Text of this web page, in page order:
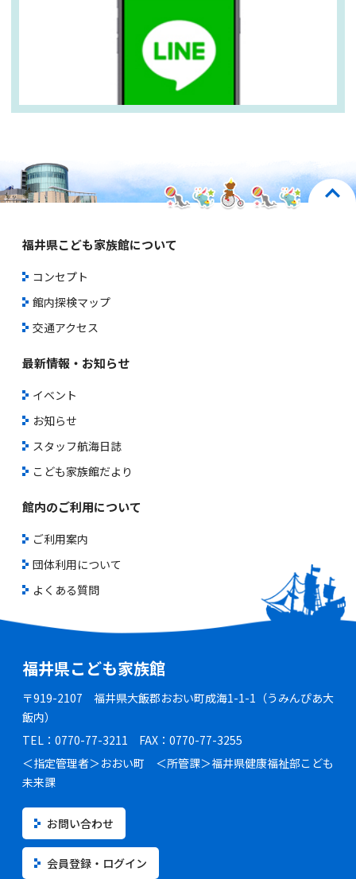
福井県こども家族館について
コンセプト
館内探検マップ
交通アクセス
最新情報・お知らせ
イベント
お知らせ
スタッフ航海日誌
こども家族館だより
館内のご利用について
ご利用案内
団体利用について
よくある質問
福井県こども家族館
〒919-2107 福井県大飯郡おおい町成海1-1-1（うみんぴあ大
飯内）
TEL：0770-77-3211 FAX：0770-77-3255
＜指定管理者＞おおい町 ＜所管課＞福井県健康福祉部こども
未来課
お問い合わせ
会員登録・ログイン